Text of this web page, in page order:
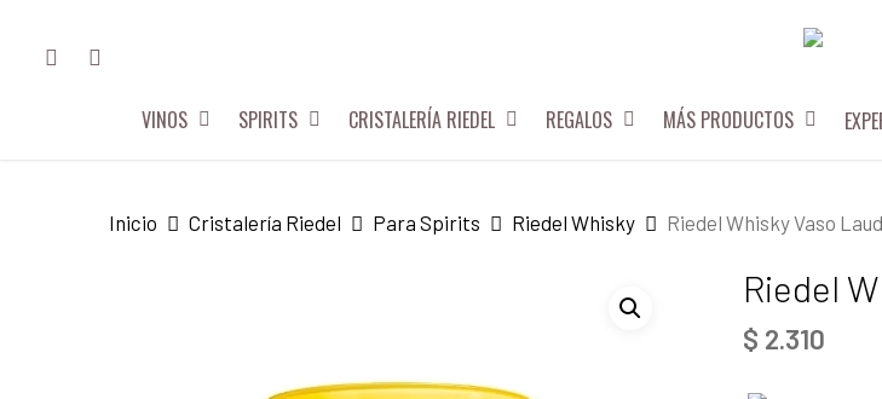
FACEBOOKINSTAGRAM
VINOS SPIRITS CRISTALERÍA RIEDEL REGALOS MÁS PRODUCTOS
Inicio Cristalería Riedel Para Spirits Riedel Whisky Riedel Whisky Vaso
Riedel
$ 2.310